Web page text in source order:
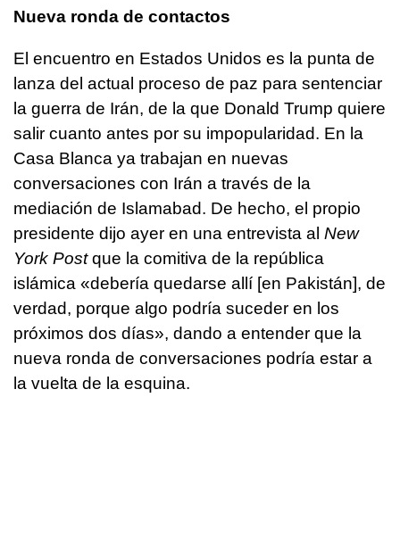
Nueva ronda de contactos
El encuentro en Estados Unidos es la punta de
lanza del actual proceso de paz para sentenciar
la guerra de Irán, de la que Donald Trump quiere
salir cuanto antes por su impopularidad. En la
Casa Blanca ya trabajan en nuevas
conversaciones con Irán a través de la
mediación de Islamabad. De hecho, el propio
presidente dijo ayer en una entrevista al New
York Postque la comitiva de la república
islámica «debería quedarse allí [en Pakistán], de
verdad, porque algo podría suceder en los
próximos dos días», dando a entender que la
nueva ronda de conversaciones podría estar a
la vuelta de la esquina.